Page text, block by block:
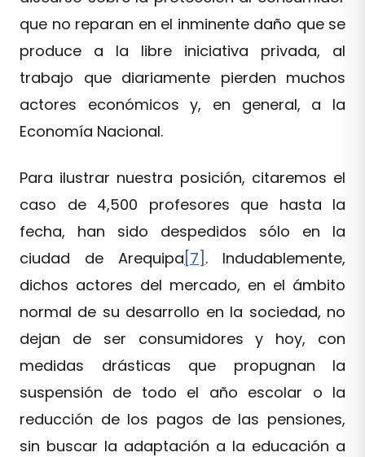
que no reparan en el inminente daño que se
produce a la libre iniciativa privada, al
trabajo que diariamente pierden muchos
actores económicos y, en general, a la
Economía Nacional.
Para ilustrar nuestra posición, citaremos el
caso de 4,500 profesores que hasta la
fecha, han sido despedidos sólo en la
ciudad de Arequipa [7] . Indudablemente,
dichos actores del mercado, en el ámbito
normal de su desarrollo en la sociedad, no
dejan de ser consumidores y hoy, con
medidas drásticas que propugnan la
suspensión de todo el año escolar o la
reducción de los pagos de las pensiones,
sin buscar la adaptación a la educación a